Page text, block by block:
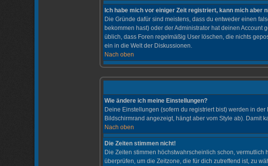
Ich habe mich vor einiger Zeit registriert, kann mich aber
Die Gründe dafür sind meistens, dass du entweder einen
bekommen hast) oder der Administrator hat deinen Account
üblich, dass Foren regelmäßig User löschen, die nichts
ein in die Welt der Diskussionen.
Nach oben
Wie ändere ich meine Einstellungen?
Deine Einstellungen (sofern du registriert bist) werden in
Bildschirmrand angezeigt, hängt aber vom Style ab). Damit
Nach oben
Die Zeiten stimmen nicht!
Die Zeiten stimmen höchstwahrscheinlich schon,
überprüfen, um die Zeitzone, die für dich zutreffend ist, zu